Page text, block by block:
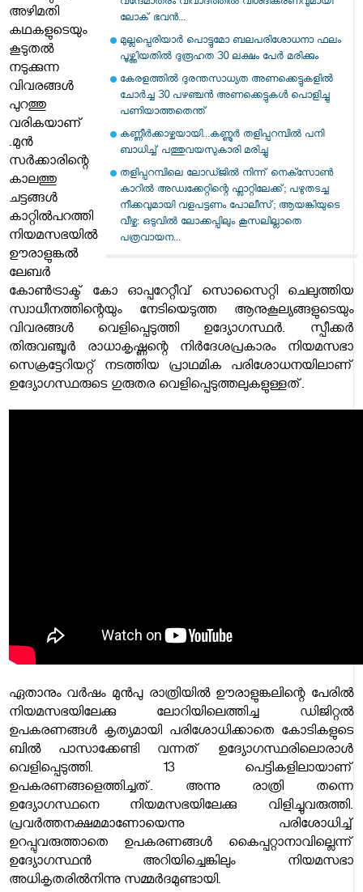
ലോക് ഭവൻ...
മുല്ലപ്പെരിയാര്‍ പൊട്ടുമോ ബലപരിശോധനാ ഫലം
പൂഴ്ത്തിയതില്‍ ദുരൂഹത 30 ലക്ഷം പേര്‍ മരിക്കും
കേരളത്തില്‍ ദുരന്തസാധ്യത അണക്കെട്ടുകളില്‍
ചോര്‍ച്ച 30 പഴഞ്ചന്‍ അണക്കെട്ടുകള്‍ പൊളിച്ചു
പണിയാത്തതെന്ത്
കണ്ണീർക്കാഴ്ചയായി...കണ്ണൂർ തളിപ്പറമ്പിൽ പനി
ബാധിച്ച് പത്തുവയസുകാരി മരിച്ചു
തളിപ്പറമ്പിലെ ലോഡ്ജിൽ നിന്ന് നെക്സോൺ
കാറിൽ അഡ്വക്കേറ്റിന്റെ ഫ്ലാറ്റിലേക്ക്; പഴുതടച്ച
നീക്കവുമായി വളപട്ടണം പോലീസ്; ആയങ്കിയുടെ
വീഴ്ച: ഒടുവിൽ ലോക്കപ്പിലും കൂസലില്ലാതെ
പത്രവായന...
അഴിമതി
കഥകളുടെയും
കൂടുതൽ
നടുക്കുന്ന
വിവരങ്ങൾ
പുറത്തു
വരികയാണ്
.മുൻ
സർക്കാരിന്റെ
കാലത്തു
ചട്ടങ്ങൾ
കാറ്റിൽപറത്തി
നിയമസഭയിൽ
ഊരാളുങ്കൽ
ലേബർ
കോൺട്രാക്ട് കോ ഓപ്പറേറ്റീവ് സൊസൈറ്റി ചെലുത്തിയ
സ്വാധീനത്തിന്റെയും നേടിയെടുത്ത ആനുകൂല്യങ്ങളുടെയും
വിവരങ്ങൾ വെളിപ്പെടുത്തി ഉദ്യോഗസ്ഥർ. സ്പീക്കർ
തിരുവഞ്ചൂർ രാധാകൃഷ്ണന്റെ നിർദേശപ്രകാരം നിയമസഭാ
സെക്രട്ടേറിയറ്റ് നടത്തിയ പ്രാഥമിക പരിശോധനയിലാണ്
ഉദ്യോഗസ്ഥരുടെ ഗുരുതര വെളിപ്പെടുത്തലുകളുള്ളത്.
ഏതാനും വർഷം മുൻപു രാത്രിയിൽ ഊരാളുങ്കലിന്റെ പേരിൽ
നിയമസഭയിലേക്കു ലോറിയിലെത്തിച്ച ഡിജിറ്റൽ
ഉപകരണങ്ങൾ കൃത്യമായി പരിശോധിക്കാതെ കോടികളുടെ
ബിൽ പാസാക്കേണ്ടി വന്നത് ഉദ്യോഗസ്ഥരിലൊരാൾ
വെളിപ്പെടുത്തി. 13 പെട്ടികളിലായാണ്
ഉപകരണങ്ങളെത്തിച്ചത്. അന്നു രാത്രി തന്നെ
ഉദ്യോഗസ്ഥനെ നിയമസഭയിലേക്കു വിളിച്ചുവരുത്തി.
പ്രവർത്തനക്ഷമമാണോയെന്നു പരിശോധിച്ച്
ഉറപ്പുവരുത്താതെ ഉപകരണങ്ങൾ കൈപ്പറ്റാനാവില്ലെന്ന്
ഉദ്യോഗസ്ഥൻ അറിയിച്ചെങ്കിലും നിയമസഭാ
അധികൃതരിൽനിന്നു സമ്മർദമുണ്ടായി.